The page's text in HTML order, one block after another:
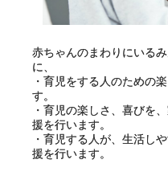
赤ちゃんのまわりにいる
に、
・育児をする人のための
す。
・育児の楽しさ、喜びを
援を行います。
・育児する人が、生活し
援を行います。